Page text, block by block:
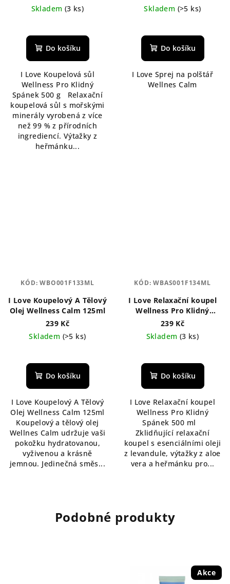
Skladem (3 ks)
Do košíku
I Love Koupelová sůl
Wellness Pro Klidný
Spánek 500 g Relaxační
koupelová sůl s mořskými
minerály vyrobená z více
než 99 % z přírodních
ingrediencí. Výtažky z
heřmánku...
Skladem (>5 ks)
Do košíku
I Love Sprej na polštář
Wellnes Calm
I Love Koupelový A Tělový
Olej Wellness Calm 125ml
239 Kč
Skladem (>5 ks)
Do košíku
I Love Koupelový A Tělový
Olej Wellness Calm 125ml
Koupelový a tělový olej
Wellnes Calm udržuje vaši
pokožku hydratovanou,
vyživenou a krásně
jemnou. Jedinečná směs...
KÓD:WBO001F133ML
I Love Relaxační koupel
Wellness Pro Klidný
Spánek 500 ml
239 Kč
Skladem (3 ks)
hodnocení
produktu
z
5
hvězdiček.
Do košíku
I Love Relaxační koupel
Wellness Pro Klidný
Spánek 500 ml
Zklidňující relaxační
koupel s esenciálními oleji
z levandule, výtažky z aloe
vera a heřmánku pro...
KÓD:WBAS001F134ML
Podobné produkty
Akce